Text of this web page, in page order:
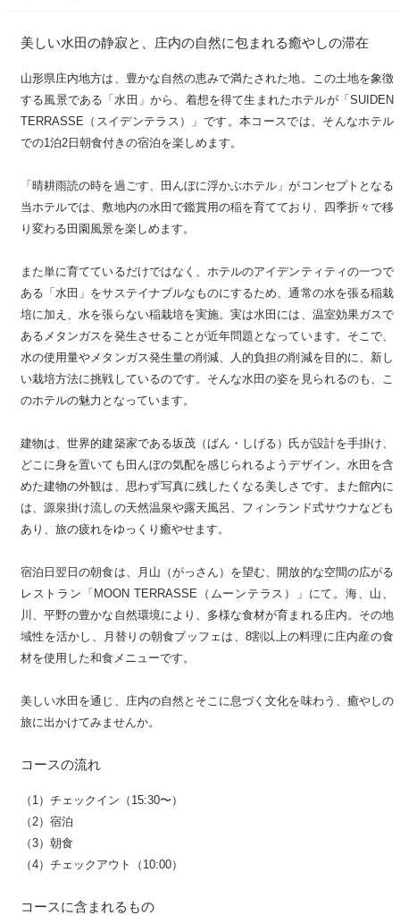
美しい水田の静寂と、庄内の自然に包まれる癒やしの滞在
山形県庄内地方は、豊かな自然の恵みで満たされた地。この土地を象徴
する風景である「水田」から、着想を得て生まれたホテルが「SUIDEN
TERRASSE（スイデンテラス）」です。本コースでは、そんなホテル
での1泊2日朝食付きの宿泊を楽しめます。
「晴耕雨読の時を過ごす、田んぼに浮かぶホテル」がコンセプトとなる
当ホテルでは、敷地内の水田で鑑賞用の稲を育てており、四季折々で移
り変わる田園風景を楽しめます。
また単に育てているだけではなく、ホテルのアイデンティティの一つで
ある「水田」をサステイナブルなものにするため、通常の水を張る稲栽
培に加え、水を張らない稲栽培を実施。実は水田には、温室効果ガスで
あるメタンガスを発生させることが近年問題となっています。そこで、
水の使用量やメタンガス発生量の削減、人的負担の削減を目的に、新し
い栽培方法に挑戦しているのです。そんな水田の姿を見られるのも、こ
のホテルの魅力となっています。
建物は、世界的建築家である坂茂（ばん・しげる）氏が設計を手掛け、
どこに身を置いても田んぼの気配を感じられるようデザイン。水田を含
めた建物の外観は、思わず写真に残したくなる美しさです。また館内に
は、源泉掛け流しの天然温泉や露天風呂、フィンランド式サウナなども
あり、旅の疲れをゆっくり癒やせます。
宿泊日翌日の朝食は、月山（がっさん）を望む、開放的な空間の広がる
レストラン「MOON TERRASSE（ムーンテラス）」にて。海、山、
川、平野の豊かな自然環境により、多様な食材が育まれる庄内。その地
域性を活かし、月替りの朝食ブッフェは、8割以上の料理に庄内産の食
材を使用した和食メニューです。
美しい水田を通じ、庄内の自然とそこに息づく文化を味わう、癒やしの
旅に出かけてみませんか。
コースの流れ
（1）チェックイン（15:30〜）
（2）宿泊
（3）朝食
（4）チェックアウト（10:00）
コースに含まれるもの